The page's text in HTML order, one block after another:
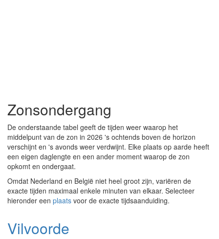
Zonsondergang
De onderstaande tabel geeft de tijden weer waarop het
middelpunt van de zon in 2026 's ochtends boven de horizon
verschijnt en 's avonds weer verdwijnt. Elke plaats op aarde heeft
een eigen daglengte en een ander moment waarop de zon
opkomt en ondergaat.
Omdat Nederland en België niet heel groot zijn, variëren de
exacte tijden maximaal enkele minuten van elkaar. Selecteer
hieronder een plaats voor de exacte tijdsaanduiding.
Vilvoorde